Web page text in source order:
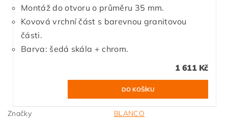
Montáž do otvoru o průměru 35 mm.
Kovová vrchní část s barevnou granitovou
části.
Barva: šedá skála + chrom.
1 611 Kč
Značky
BLANCO